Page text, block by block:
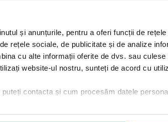
și anunțurile, pentru a oferi funcții de
rețele sociale, de publicitate și de analize
cu alte informații oferite de dvs. sau
website-ul nostru, sunteți de acord cu
contacta și cum procesăm datele
de la nivelul următoarelor organe interne, dar și
ale ficatului sau prezența unei tumori.
sau a afecțiunilor ductului biliar.
ale volumului pancreasului sau prezența unor
unor probleme de sănătate precum chisturile,